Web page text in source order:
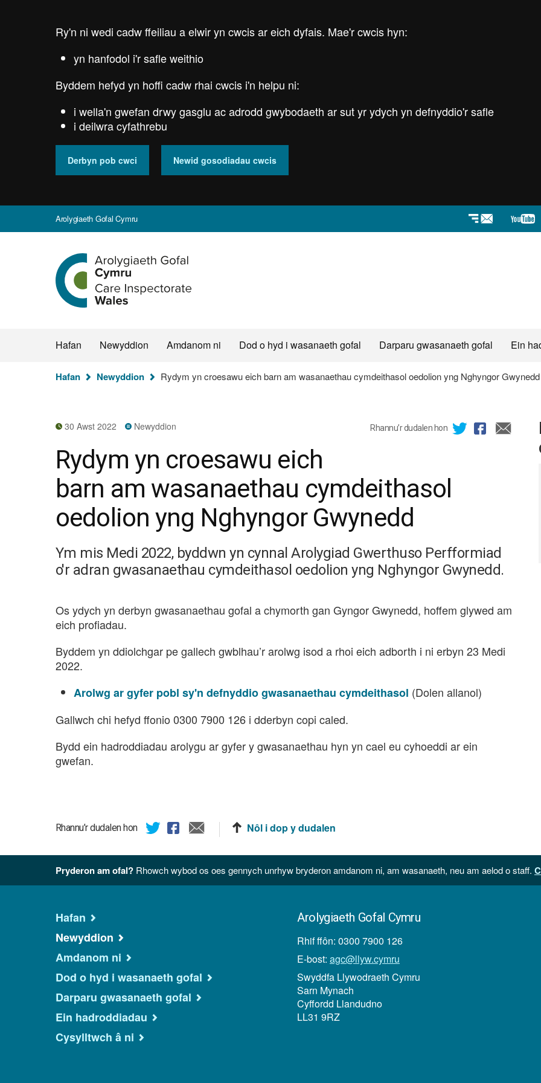
Ry'n ni wedi cadw ffeiliau a elwir yn cwcis ar eich dyfais. Mae'r cwcis hyn:
yn hanfodol i'r safle weithio
Byddem hefyd yn hoffi cadw rhai cwcis i'n helpu ni:
i wella'n gwefan drwy gasglu ac adrodd gwybodaeth ar sut yr ydych yn defnyddio'r safle
i deilwra cyfathrebu
Derbyn pob cwci Newid gosodiadau cwcis
Arolygiaeth Gofal Cymru Newyddlenni
Ewch
i
hafan
Arolygiaeth
Gofal
Hafan Newyddion Amdanom ni Dod o hyd i wasanaeth gofal Darparu gwasanaeth gofal Ein
Rydych
Hafan Newyddion Rydym yn croesawu eich barn am wasanaethau cymdeithasol oedolion yng Nghyngor Gwynedd
Rhannu’r dudalen hon
30 Awst 2022 Newyddion
Rydym yn croesawu eich
barn am wasanaethau cymdeithasol
oedolion yng Nghyngor Gwynedd
Ym mis Medi 2022, byddwn yn cynnal Arolygiad Gwerthuso Perfformiad
o'r adran gwasanaethau cymdeithasol oedolion yng Nghyngor Gwynedd.
Os ydych yn derbyn gwasanaethau gofal a chymorth gan Gyngor Gwynedd, hoffem glywed am
eich profiadau.
Byddem yn ddiolchgar pe gallech gwblhau’r arolwg isod a rhoi eich adborth i ni erbyn 23 Medi
2022.
Arolwg ar gyfer pobl sy'n defnyddio gwasanaethau cymdeithasol (Dolen allanol)
Gallwch chi hefyd ffonio 0300 7900 126 i dderbyn copi caled.
Bydd ein hadroddiadau arolygu ar gyfer y gwasanaethau hyn yn cael eu cyhoeddi ar ein
gwefan.
Rhannu’r dudalen hon Nôl i dop y dudalen
Pryderon am ofal? Rhowch wybod os oes gennych unrhyw bryderon amdanom ni, am wasanaeth, neu am aelod o staff.
Hafan
Newyddion
Amdanom ni
Dod o hyd i wasanaeth gofal
Darparu gwasanaeth gofal
Ein hadroddiadau
Cysylltwch â ni
Arolygiaeth Gofal Cymru
Rhif ffôn: 0300 7900 126
E-bost: agc@llyw.cymru
Swyddfa Llywodraeth Cymru
Sarn Mynach
Cyffordd Llandudno
LL31 9RZ